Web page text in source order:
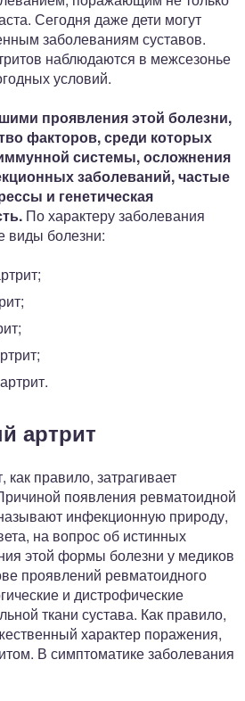
Сегодня даже дети могут
заболеваниям суставов.
наблюдаются в межсезонье
условий.
проявления этой болезни,
факторов, среди которых
системы, осложнения
заболеваний, частые
и генетическая
По характеру заболевания
виды болезни:
артрит
правило, затрагивает
появления ревматоидной
инфекционную природу,
на вопрос об истинных
этой формы болезни у медиков
проявлений ревматоидного
и дистрофические
ткани сустава. Как правило,
характер поражения,
В симптоматике заболевания